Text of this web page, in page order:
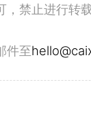
，禁止进行转
件至